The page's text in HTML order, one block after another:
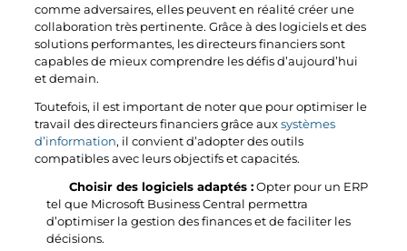
comme adversaires, elles peuvent en réalité créer une
collaboration très pertinente. Grâce à des logiciels et des
solutions performantes, les directeurs financiers sont
capables de mieux comprendre les défis d’aujourd’hui
et demain.
Toutefois, il est important de noter que pour optimiser le
travail des directeurs financiers grâce auxsystèmes
d’information, il convient d’adopter des outils
compatibles avec leurs objectifs et capacités.
Choisir des logiciels adaptés : Opter pour un ERP
tel que Microsoft Business Central permettra
d’optimiser la gestion des finances et de faciliter les
décisions.